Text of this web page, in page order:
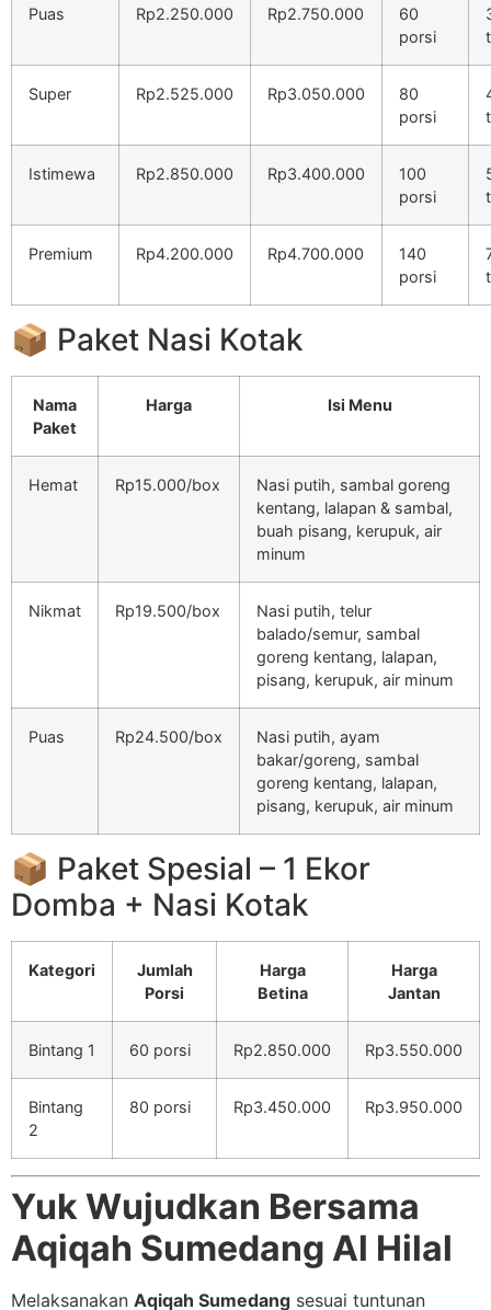
Puas Rp2.250.000 Rp2.750.000
60
porsi
Super Rp2.525.000 Rp3.050.000
80
porsi
Istimewa Rp2.850.000 Rp3.400.000
100
porsi
Premium Rp4.200.000 Rp4.700.000
140
porsi
📦 Paket Nasi Kotak
Nama
Paket
Harga Isi Menu
Hemat Rp15.000/box
Nasi putih, sambal goreng
kentang, lalapan & sambal,
buah pisang, kerupuk, air
minum
Nikmat Rp19.500/box
Nasi putih, telur
balado/semur, sambal
goreng kentang, lalapan,
pisang, kerupuk, air minum
Puas Rp24.500/box
Nasi putih, ayam
bakar/goreng, sambal
goreng kentang, lalapan,
pisang, kerupuk, air minum
📦 Paket Spesial – 1 Ekor
Domba + Nasi Kotak
Kategori
Jumlah
Porsi
Harga
Betina
Harga
Jantan
Bintang 1 60 porsi Rp2.850.000 Rp3.550.000
Bintang
2
80 porsi Rp3.450.000 Rp3.950.000
Yuk Wujudkan Bersama
Aqiqah Sumedang Al Hilal
Melaksanakan Aqiqah Sumedang sesuai tuntunan